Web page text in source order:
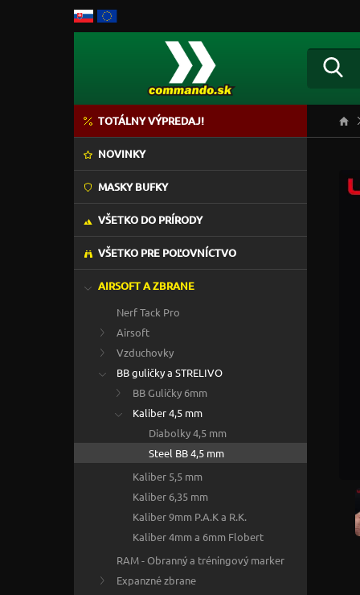
TOTÁLNY VÝPREDAJ!
NOVINKY
MASKY BUFKY
VŠETKO DO PRÍRODY
VŠETKO PRE POĽOVNÍCTVO
AIRSOFT A ZBRANE
Nerf Tack Pro
Airsoft
Vzduchovky
BB guličky a STRELIVO
BB Guličky 6mm
Kaliber 4,5 mm
Diabolky 4,5 mm
Steel BB 4,5 mm
Kaliber 5,5 mm
Kaliber 6,35 mm
Kaliber 9mm P.A.K a R.K.
Kaliber 4mm a 6mm Flobert
RAM - Obranný a tréningový marker
Expanzné zbrane